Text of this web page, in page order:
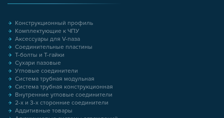
Конструкционный профиль
Комплектующие к ЧПУ
Аксессуары для V-паза
Соединительные пластины
Т-болты и Т-гайки
Сухари пазовые
Угловые соединители
Система трубная модульная
Система трубная конструкционная
Внутренние угловые соединители
2-х и 3-х сторонние соединители
Аддитивные товары